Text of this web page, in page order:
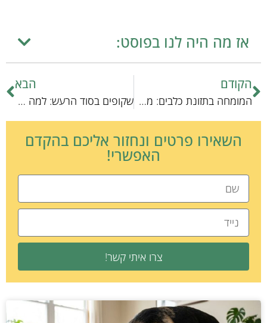
אז מה היה לנו בפוסט:
הקודם
המומחה בתזונת כלבים: מה כלבים אוהבים לאכול?
הבא
שקופים בסוד הרעש: למה כלבים מתנערים?
השאירו פרטים ונחזור אליכם בהקדם
האפשרי!
צרו איתי קשר!